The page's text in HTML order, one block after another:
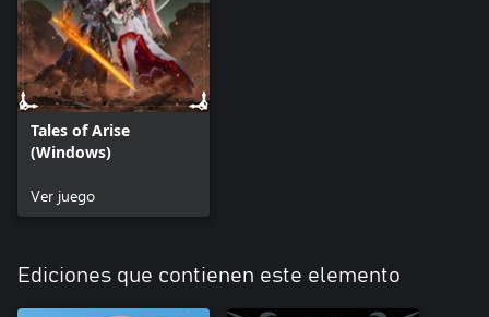
*Este contenido estará disponible en el juego tras canjearlo de la
lista de DLC no canjeado del juego.
*Los títulos se otorgan a los personajes cuando reciben su
atuendo correspondiente. Los títulos te permiten aprender artes
especiales del panel de habilidades.
*Puedes escuchar la música de batalla y configurar cuáles quieres
usar en la Configuración.
Tales of Arise
(Windows)
Ver juego
Ediciones que contienen este elemento